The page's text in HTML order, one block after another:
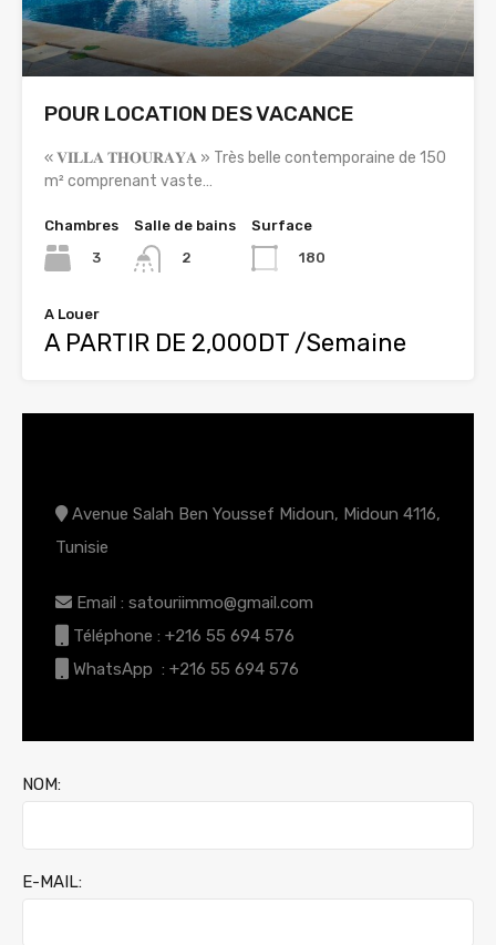
POUR LOCATION DES VACANCE
« 𝐕𝐈𝐋𝐋𝐀 𝐓𝐇𝐎𝐔𝐑𝐀𝐘𝐀 » Très belle contemporaine de 150
m² comprenant vaste…
Chambres
3
Salle de bains
2
Surface
180
A Louer
A PARTIR DE 2,000DT /Semaine
Avenue Salah Ben Youssef Midoun, Midoun 4116,
Tunisie
Email : satouriimmo@gmail.com
Téléphone : +216 55 694 576
WhatsApp : +216 55 694 576
NOM:
E-MAIL: